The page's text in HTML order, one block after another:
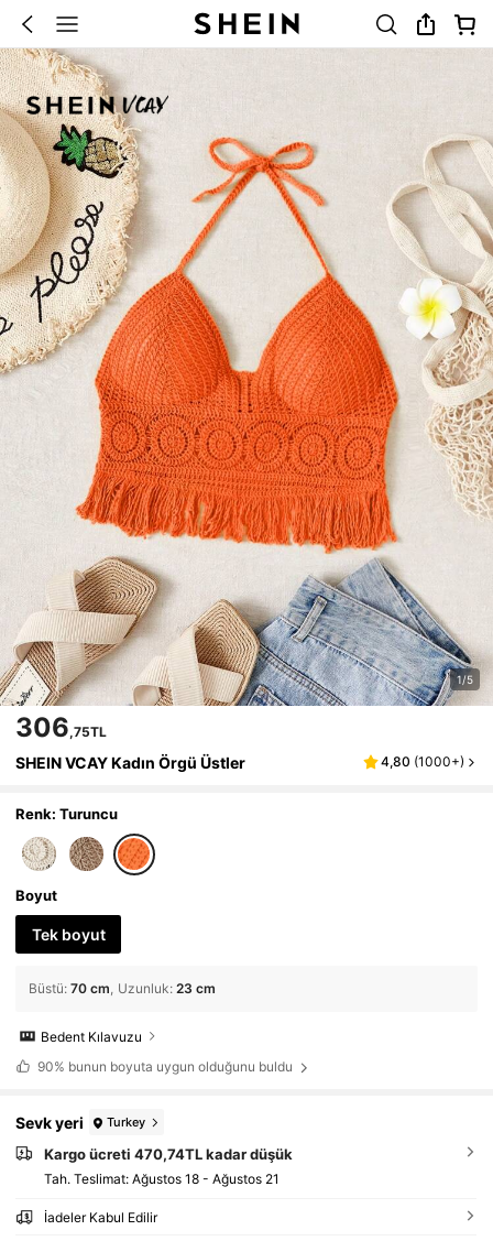
1/5
306,75TL
SHEIN VCAY Kadın Örgü Üstler 4,80 (1000+)
Renk: Turuncu
Boyut
Tek boyut
Büstü: 70 cm Uzunluk: 23 cm
Bedent Kılavuzu
90% bunun boyuta uygun olduğunu buldu
Sevk yeri Turkey
Kargo ücreti 470,74TL kadar düşük
Tah. Teslimat: Ağustos 18 - Ağustos 21
İadeler Kabul Edilir